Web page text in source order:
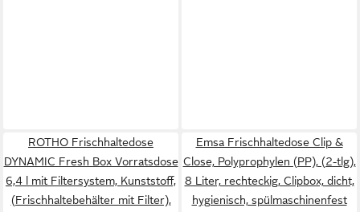
ROTHO Frischhaltedose
DYNAMIC Fresh Box Vorratsdose
6,4 l mit Filtersystem, Kunststoff,
(Frischhaltebehälter mit Filter),
Emsa Frischhaltedose Clip &
Close, Polyprophylen (PP), (2-tlg),
8 Liter, rechteckig, Clipbox, dicht,
hygienisch, spülmaschinenfest